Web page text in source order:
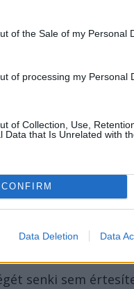
of the Sale of my Personal
of processing my Personal
of Collection, Use,
Data that Is Unrelated with
CONFIRM
Data Deletion Data
senki sem